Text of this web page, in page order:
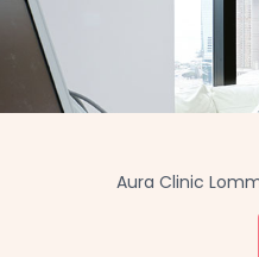
Aura Clinic